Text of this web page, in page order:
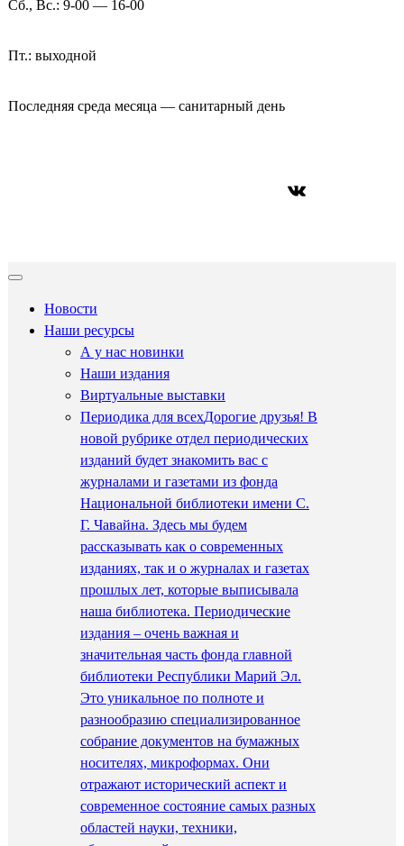
Сб., Вс.: 9-00 — 16-00
Пт.: выходной
Последняя среда месяца — санитарный день
ВКонтакте
Новости
Наши ресурсы
А у нас новинки
Наши издания
Виртуальные выставки
Периодика для всехДорогие друзья! В
новой рубрике отдел периодических
изданий будет знакомить вас с
журналами и газетами из фонда
Национальной библиотеки имени С.
Г. Чавайна. Здесь мы будем
рассказывать как о современных
изданиях, так и о журналах и газетах
прошлых лет, которые выписывала
наша библиотека. Периодические
издания – очень важная и
значительная часть фонда главной
библиотеки Республики Марий Эл.
Это уникальное по полноте и
разнообразию специализированное
собрание документов на бумажных
носителях, микроформах. Они
отражают исторический аспект и
современное состояние самых разных
областей науки, техники,